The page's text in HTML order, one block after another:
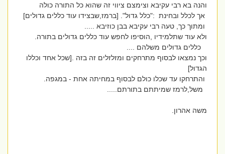
והנה בא רבי עקיבא וצימצם ציווי זה שהוא כל התורה כולה
אך לכלל ובחינת :"כלל גדול". [ברמז,שבצידו עוד כללים גדולים]
ומתוך כך, טעה רבי עקיבא בבן כוזיבא .....
ולא עוד שתלמידיו ,הוסיפו לחפש עוד כללים גדולים בתורה.
כללים גדולים משלהם ....
וכך נמצאו לבסוף מתרחקים ומזלזלים זה בזה .[שכל אחד וכללו
הגדול]
והתרחקו עד שכלו כולם לבסוף במחיתה אחת - במגפה.
משל,לרמז שמיתתם בתורתם.....
משה אהרון.